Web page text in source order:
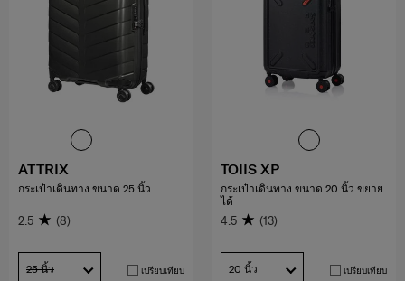
ATTRIX
กระเป๋าเดินทาง ขนาด 25 นิ้ว
2.5 (8)
25 นิ้ว เปรียบเทียบ
TOIIS XP
กระเป๋าเดินทาง ขนาด 20 นิ้ว ขยาย
ได้
4.5 (13)
20 นิ้ว เปรียบเทียบ